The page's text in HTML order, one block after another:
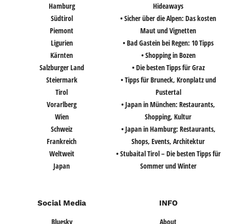
Hamburg
Südtirol
Piemont
Ligurien
Kärnten
Salzburger Land
Steiermark
Tirol
Vorarlberg
Wien
Schweiz
Frankreich
Weltweit
Japan
Hideaways
• Sicher über die Alpen: Das kosten
Maut und Vignetten
• Bad Gastein bei Regen: 10 Tipps
• Shopping in Bozen
• Die besten Tipps für Graz
• Tipps für Bruneck, Kronplatz und
Pustertal
• Japan in München: Restaurants,
Shopping, Kultur
• Japan in Hamburg: Restaurants,
Shops, Events, Architektur
• Stubaital Tirol – Die besten Tipps für
Sommer und Winter
Social Media
Bluesky
INFO
About